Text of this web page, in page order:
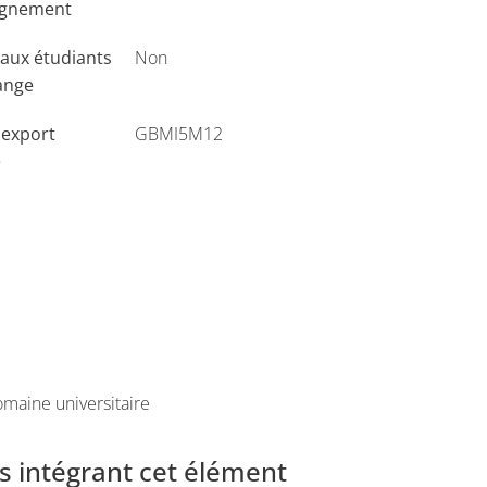
étudiants
Non
GBMI5M12
universitaire
intégrant cet élément